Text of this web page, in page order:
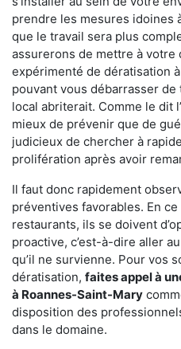
prendre les mesures idoines
que le travail sera plus
assurerons de mettre à
expérimenté de dératisation
pouvant vous débarrasser
local abriterait. Comme le dit
mieux de prévenir que de
judicieux de chercher à
prolifération après avoir
Il faut donc rapidement
préventives favorables. En
restaurants, ils se doivent
proactive, c’est-à-dire aller
qu’il ne survienne. Pour vos
dératisation, faites appel à
à Roannes-Saint-Mary
disposition des
dans le domaine.